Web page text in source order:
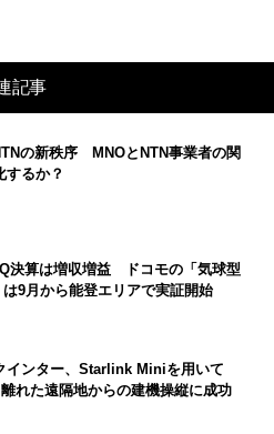
記事
の新秩序 MNOとNTN事業者の関
するか？
決算は増収増益 ドコモの「気球型
9月から能登エリアで実証開始
インター、Starlink Miniを用いて
れた遠隔地からの建機操縦に成功